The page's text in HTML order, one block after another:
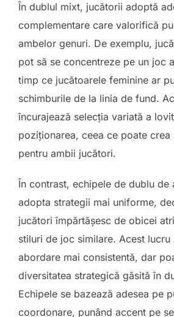
În dublul mixt, jucătorii adoptă
complementare care valorifică
ambelor genuri. De exemplu,
pot să se concentreze pe un joc
timp ce jucătoarele feminine ar
schimburile de la linia de fund.
încurajează selecția variată a
poziționarea, ceea ce poate crea
pentru ambii jucători.
În contrast, echipele de dublu de
adopta strategii mai uniforme,
jucători împărtășesc de obicei
stiluri de joc similare. Acest
abordare mai consistentă, dar
diversitatea strategică găsită în
Echipele se bazează adesea pe
coordonare, punând accent pe